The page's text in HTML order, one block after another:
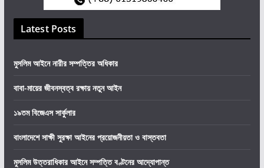
Latest Posts
মুসলিম আইনে নারীর সম্পত্তির অধিকার
বাবা-মায়ের জীবনস্বত্ব রক্ষায় নতুন আইন
১৯তম বিজেএস সার্কুলার
বাংলাদেশে সাক্ষী সুরক্ষা আইনের প্রয়োজনীয়তা ও বাস্তবতা
মুসলিম উত্তরাধিকার আইনে সম্পত্তি বণ্টনের আদ্যোপান্ত